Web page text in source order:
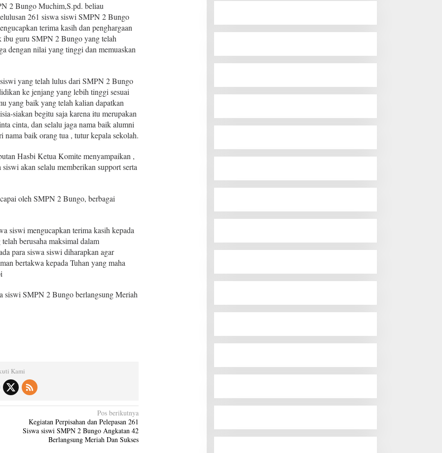
2 Bungo Muchim,S.pd. beliau
261 siswa siswi SMPN 2 Bungo
terima kasih dan penghargaan
ibu guru SMPN 2 Bungo yang telah
dengan nilai yang tinggi dan memuaskan
yang telah lulus dari SMPN 2 Bungo
ke jenjang yang lebih tinggi sesuai
yang baik yang telah kalian dapatkan
siakan begitu saja karena itu merupakan
cinta, dan selalu jaga nama baik alumni
baik orang tua , tutur kepala sekolah.
Hasbi Ketua Komite menyampaikan ,
akan selalu memberikan support serta
oleh SMPN 2 Bungo, berbagai
siswi mengucapkan terima kasih kepada
berusaha maksimal dalam
para siswa siswi diharapkan agar
bertakwa kepada Tuhan yang maha
siswi SMPN 2 Bungo berlangsung Meriah
Kami
Pos berikutnya
Kegiatan Perpisahan dan Pelepasan 261
Siswa siswi SMPN 2 Bungo Angkatan 42
Berlangsung Meriah Dan Sukses